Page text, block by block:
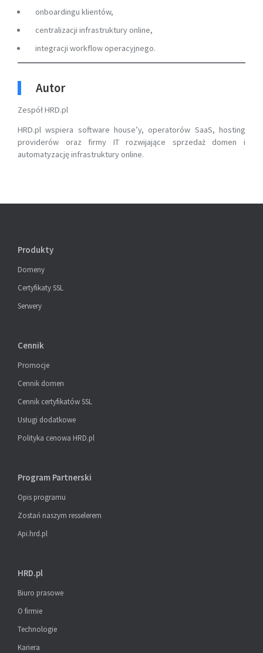
onboardingu klientów,
centralizacji infrastruktury online,
integracji workflow operacyjnego.
Autor
Zespół HRD.pl
HRD.pl wspiera software house’y, operatorów SaaS, hosting
providerów oraz firmy IT rozwijające sprzedaż domen i
automatyzację infrastruktury online.
Produkty
Domeny
Certyfikaty SSL
Serwery
Cennik
Promocje
Cennik domen
Cennik certyfikatów SSL
Usługi dodatkowe
Polityka cenowa HRD.pl
Program Partnerski
Opis programu
Zostań naszym resselerem
Api.hrd.pl
HRD.pl
Biuro prasowe
O firmie
Technologie
Kariera